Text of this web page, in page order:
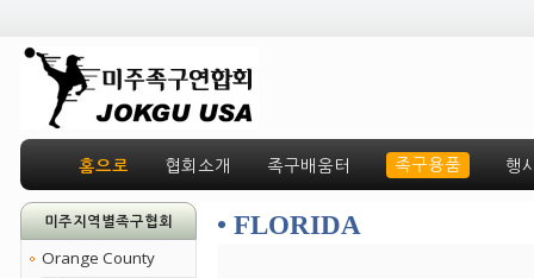
홈으로 협회소개 족구배움터 족구용품 행
미주지역별족구협회
Orange County
• FLORIDA